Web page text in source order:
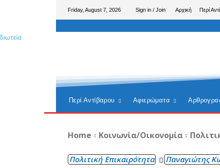
Friday, August 7, 2026 Sign in / Join Αρχική Περί
Περί Αντίβαρου Αφιερώματα
Home Κοινωνία/Οικονομία
Πολιτική Επικαιρότητα Παναγιώτης